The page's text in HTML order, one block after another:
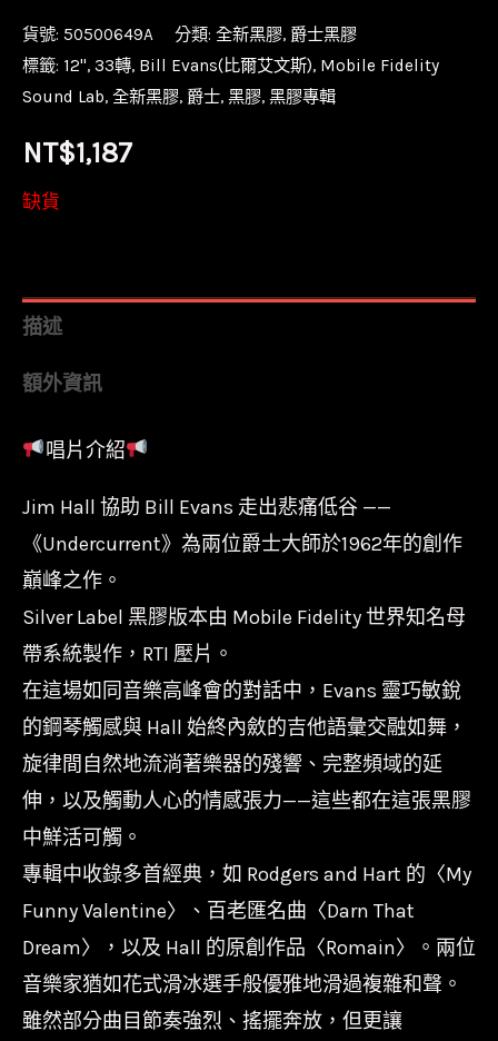
貨號: 50500649A 分類: 全新黑膠, 爵士黑膠
標籤: 12'', 33轉, Bill Evans(比爾艾文斯), Mobile Fidelity
Sound Lab, 全新黑膠, 爵士, 黑膠, 黑膠專輯
NT$1,187
缺貨
描述
額外資訊
唱片介紹
Jim Hall 協助 Bill Evans 走出悲痛低谷 ——
《Undercurrent》為兩位爵士大師於1962年的創作
巔峰之作。
Silver Label 黑膠版本由 Mobile Fidelity 世界知名母
帶系統製作，RTI 壓片。
在這場如同音樂高峰會的對話中，Evans 靈巧敏銳
的鋼琴觸感與 Hall 始終內斂的吉他語彙交融如舞，
旋律間自然地流淌著樂器的殘響、完整頻域的延
伸，以及觸動人心的情感張力——這些都在這張黑膠
中鮮活可觸。
專輯中收錄多首經典，如 Rodgers and Hart 的〈My
Funny Valentine〉、百老匯名曲〈Darn That
Dream〉，以及 Hall 的原創作品〈Romain〉。兩位
音樂家猶如花式滑冰選手般優雅地滑過複雜和聲。
雖然部分曲目節奏強烈、搖擺奔放，但更讓